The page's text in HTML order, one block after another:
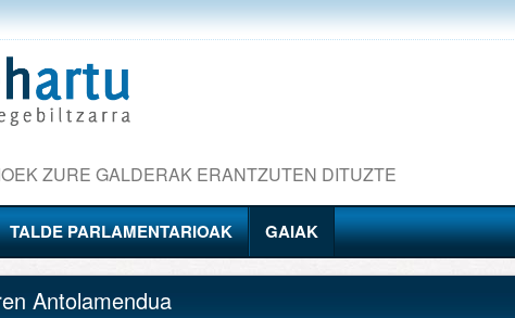
ZURE GALDERAK ERANTZUTEN DITUZTE
TALDE PARLAMENTARIOAK GAIAK
Antolamendua